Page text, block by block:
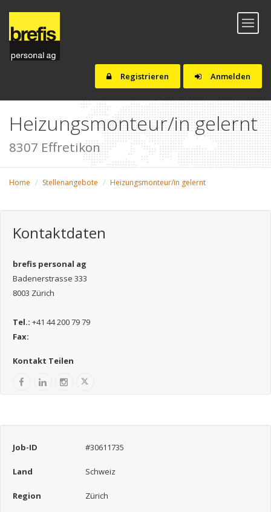
Anmelden
Registrieren
Toggle
Heizungsmonteur/in gelernt
8307 Effretikon
Home Stellenangebote Heizungsmonteur/in gelernt
Kontaktdaten
brefis personal ag
Badenerstrasse 333
8003 Zürich
Tel.: +41 44 200 79 79
Fax:
Kontakt Teilen
Job-ID #30611735
Land Schweiz
Region Zürich